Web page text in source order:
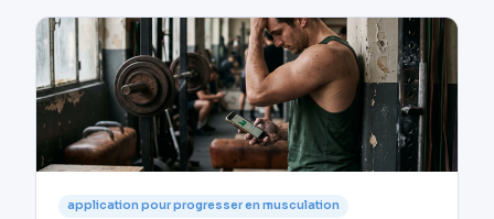
application pour progresser en musculation